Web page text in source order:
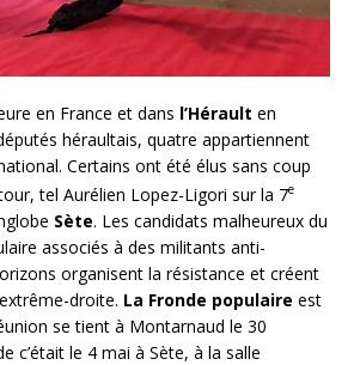
en France et dans l’Hérault en
héraultais, quatre appartiennent
Certains ont été élus sans coup
tel Aurélien Lopez-Ligori sur la 7e
Sète. Les candidats malheureux du
associés à des militants anti-
organisent la résistance et créent
droite. La Fronde populaire est
se tient à Montarnaud le 30
c’était le 4 mai à Sète, à la salle